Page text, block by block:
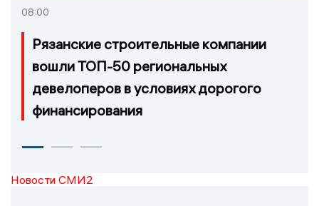
08:00
Рязанские строительные компании
вошли ТОП-50 региональных
девелоперов в условиях дорогого
финансирования
Новости СМИ2